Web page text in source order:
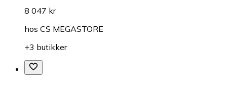
8 047 kr
hos CS MEGASTORE
+3 butikker